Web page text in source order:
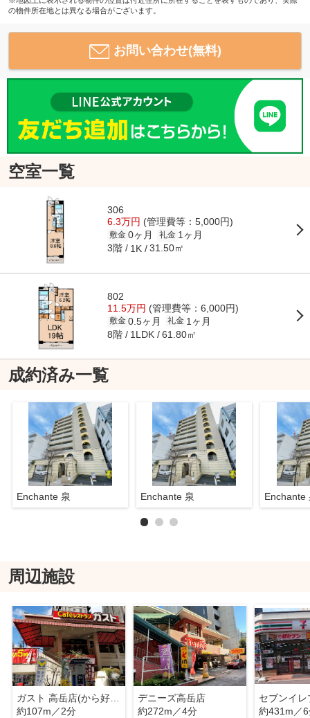
の物件所在地とは異なる場合がございます。
お問い合わせ(無料)
空室一覧
306
6.3万円 (管理費等：5,000円)
敷金 0ヶ月 礼金 1ヶ月
3階 1K 31.50㎡
802
11.5万円 (管理費等：6,000円)
敷金 0.5ヶ月 礼金 1ヶ月
8階 1LDK 61.80㎡
成約済み一覧
Enchante 泉 Enchante 泉 Enchante
周辺施設
ガスト 高岳店(から好し取扱店)
約107m／2分
デニーズ高岳店
約272m／4分
約431m／